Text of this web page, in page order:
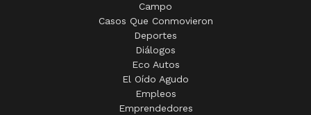
Campo
Casos Que Conmovieron
Deportes
Diálogos
Eco Autos
El Oído Agudo
Empleos
Emprendedores